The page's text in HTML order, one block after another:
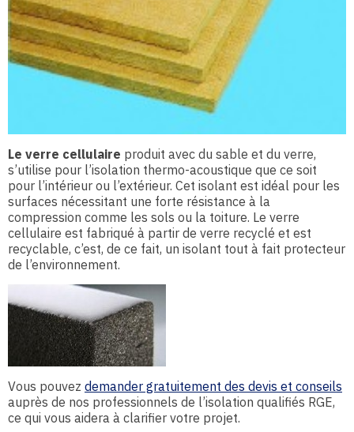
Le verre cellulaire produit avec du sable et du verre,
s’utilise pour l’isolation thermo-acoustique que ce soit
pour l’intérieur ou l’extérieur. Cet isolant est idéal pour les
surfaces nécessitant une forte résistance à la
compression comme les sols ou la toiture. Le verre
cellulaire est fabriqué à partir de verre recyclé et est
recyclable, c’est, de ce fait, un isolant tout à fait protecteur
de l’environnement.
Vous pouvez demander gratuitement des devis et conseils
auprès de nos professionnels de l’isolation qualifiés RGE,
ce qui vous aidera à clarifier votre projet.